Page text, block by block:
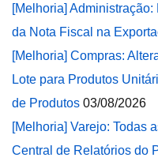
[Melhoria]
da Nota Fiscal na
[Melhoria] Compras:
Lote para Produtos
de Produtos 03/08/2026
[Melhoria] Varejo: Todas
Central de Relatórios do